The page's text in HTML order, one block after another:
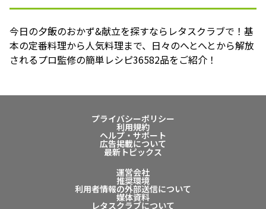
今日の夕飯のおかず&献立を探すならレタスクラブで！基
本の定番料理から人気料理まで、日々のへとへとから解放
されるプロ監修の簡単レシピ36582品をご紹介！
プライバシーポリシー
利用規約
ヘルプ・サポート
広告掲載について
最新トピックス
運営会社
推奨環境
利用者情報の外部送信について
媒体資料
レタスクラブについて